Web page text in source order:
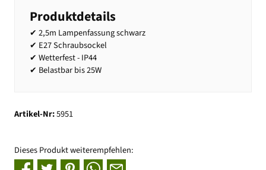
Produktdetails
✔ 2,5m Lampenfassung schwarz
✔ E27 Schraubsockel
✔ Wetterfest - IP44
✔ Belastbar bis 25W
Artikel-Nr:5951
Dieses Produkt weiterempfehlen: